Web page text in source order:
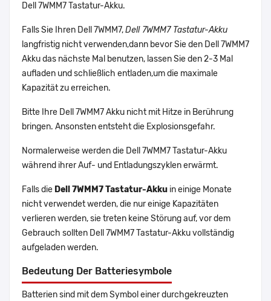
Dell 7WMM7 Tastatur-Akku.
Falls Sie Ihren Dell 7WMM7,Dell 7WMM7 Tastatur-Akku
langfristig nicht verwenden,dann bevor Sie den Dell 7WMM7
Akku das nächste Mal benutzen, lassen Sie den 2-3 Mal
aufladen und schließlich entladen,um die maximale
Kapazität zu erreichen.
Bitte Ihre Dell 7WMM7 Akku nicht mit Hitze in Berührung
bringen. Ansonsten entsteht die Explosionsgefahr.
Normalerweise werden die Dell 7WMM7 Tastatur-Akku
während ihrer Auf- und Entladungszyklen erwärmt.
Falls die Dell 7WMM7 Tastatur-Akku in einige Monate
nicht verwendet werden, die nur einige Kapazitäten
verlieren werden, sie treten keine Störung auf, vor dem
Gebrauch sollten Dell 7WMM7 Tastatur-Akku vollständig
aufgeladen werden.
Bedeutung Der Batteriesymbole
Batterien sind mit dem Symbol einer durchgekreuzten